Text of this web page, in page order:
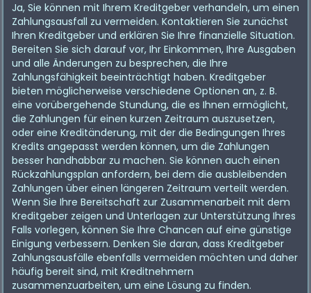
Ja, Sie können mit Ihrem Kreditgeber verhandeln, um einen
Zahlungsausfall zu vermeiden. Kontaktieren Sie zunächst
Ihren Kreditgeber und erklären Sie Ihre finanzielle Situation.
Bereiten Sie sich darauf vor, Ihr Einkommen, Ihre Ausgaben
und alle Änderungen zu besprechen, die Ihre
Zahlungsfähigkeit beeinträchtigt haben. Kreditgeber
bieten möglicherweise verschiedene Optionen an, z. B.
eine vorübergehende Stundung, die es Ihnen ermöglicht,
die Zahlungen für einen kurzen Zeitraum auszusetzen,
oder eine Kreditänderung, mit der die Bedingungen Ihres
Kredits angepasst werden können, um die Zahlungen
besser handhabbar zu machen. Sie können auch einen
Rückzahlungsplan anfordern, bei dem die ausbleibenden
Zahlungen über einen längeren Zeitraum verteilt werden.
Wenn Sie Ihre Bereitschaft zur Zusammenarbeit mit dem
Kreditgeber zeigen und Unterlagen zur Unterstützung Ihres
Falls vorlegen, können Sie Ihre Chancen auf eine günstige
Einigung verbessern. Denken Sie daran, dass Kreditgeber
Zahlungsausfälle ebenfalls vermeiden möchten und daher
häufig bereit sind, mit Kreditnehmern
zusammenzuarbeiten, um eine Lösung zu finden.